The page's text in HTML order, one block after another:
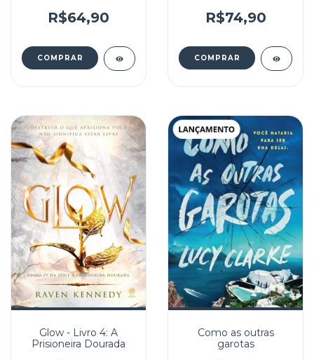
R$64,90 R$74,90
Glow - Livro 4: A
Prisioneira Dourada
Como as outras
garotas